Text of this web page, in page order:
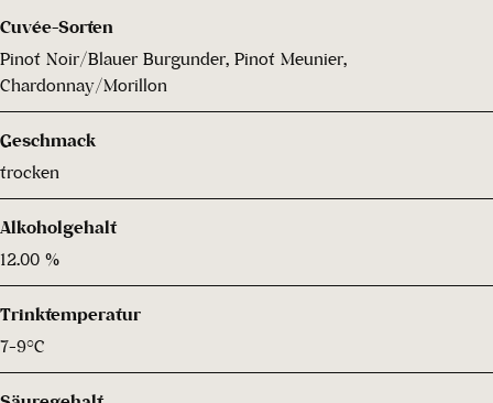
Cuvée-Sorten
Pinot Noir/Blauer Burgunder, Pinot Meunier,
Chardonnay/Morillon
Geschmack
trocken
Alkoholgehalt
12.00 %
Trinktemperatur
7-9°C